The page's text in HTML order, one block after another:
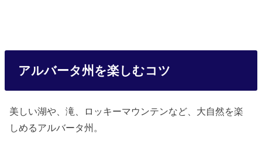
アルバータ州を楽しむコツ
美しい湖や、滝、ロッキーマウンテンなど、大自然を楽
しめるアルバータ州。